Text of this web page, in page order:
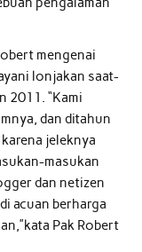
mengenai
lonjakan saat-
2011. “Kami
dan ditahun
jeleknya
masukan
dan netizen
acuan berharga
Pak Robert